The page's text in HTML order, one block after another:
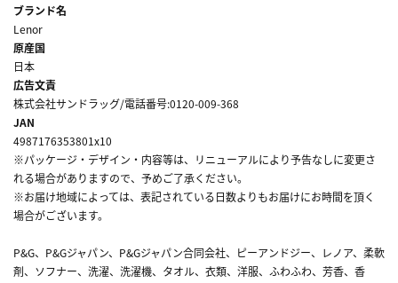
ブランド名
Lenor
原産国
日本
広告文責
株式会社サンドラッグ/電話番号:0120-009-368
JAN
4987176353801x10
※パッケージ・デザイン・内容等は、リニューアルにより予告なしに変更さ
れる場合がありますので、予めご了承ください。
※お届け地域によっては、表記されている日数よりもお届けにお時間を頂く
場合がございます。
P&G、P&Gジャパン、P&Gジャパン合同会社、ピーアンドジー、レノア、柔軟
剤、ソフナー、洗濯、洗濯機、タオル、衣類、洋服、ふわふわ、芳香、香